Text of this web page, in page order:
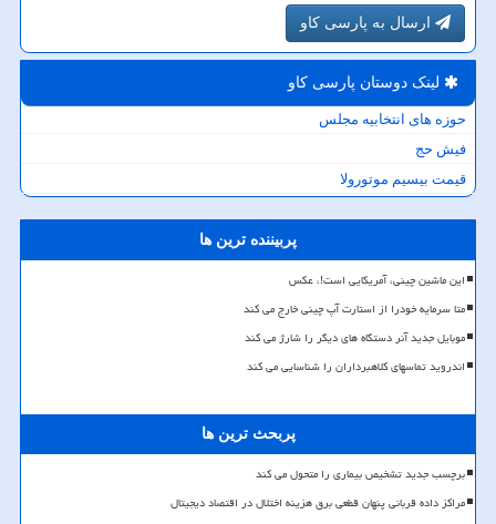
ارسال به پارسی کاو
لینک دوستان پارسی كاو
حوزه های انتخابیه مجلس
فیش حج
قیمت بیسیم موتورولا
پربیننده ترین ها
این ماشین چینی، آمریکایی است!، عکس
متا سرمایه خودرا از استارت آپ چینی خارج می کند
موبایل جدید آنر دستگاه های دیگر را شارژ می کند
اندروید تماسهای کلاهبرداران را شناسایی می کند
پربحث ترین ها
برچسب جدید تشخیص بیماری را متحول می کند
مراکز داده قربانی پنهان قطعی برق هزینه اختلال در اقتصاد دیجیتال